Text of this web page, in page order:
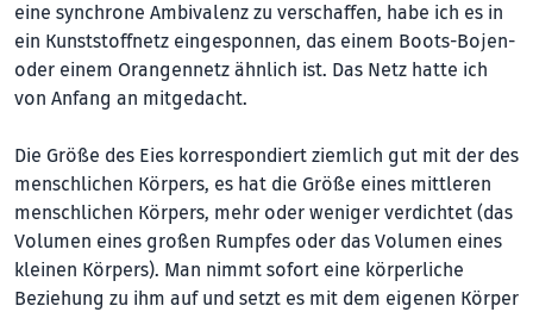
eine synchrone Ambivalenz zu verschaffen, habe ich es in
ein Kunststoffnetz eingesponnen, das einem Boots-Bojen-
oder einem Orangennetz ähnlich ist. Das Netz hatte ich
von Anfang an mitgedacht.
Die Größe des Eies korrespondiert ziemlich gut mit der des
menschlichen Körpers, es hat die Größe eines mittleren
menschlichen Körpers, mehr oder weniger verdichtet (das
Volumen eines großen Rumpfes oder das Volumen eines
kleinen Körpers). Man nimmt sofort eine körperliche
Beziehung zu ihm auf und setzt es mit dem eigenen Körper